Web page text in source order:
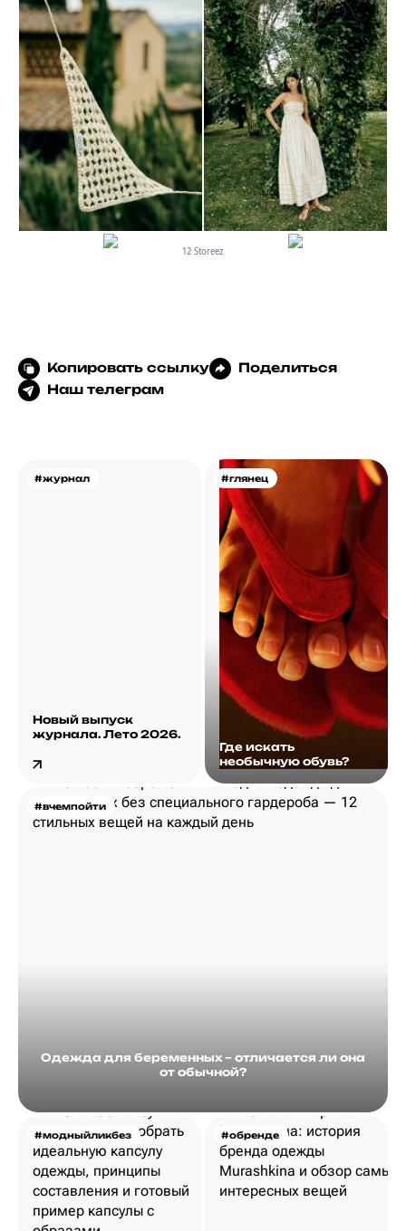
Zarina
12 Storeez
Копировать ссылку
Поделиться
Наш телеграм
#журнал
Новый выпуск
журнала. Лето 2026.
#глянец
Где искать
необычную обувь?
#вчемпойти
Одежда для беременных – отличается ли она
от обычной?
#модныйликбез #обренде